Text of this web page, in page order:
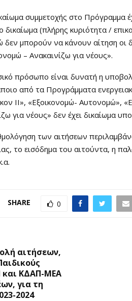
συμμετοχής στο
(πλήρης κυριότητα /
δεν μπορούν να κάνουν αίτηση οι
– Ανακαινίζω για νέους».
πρόσωπο είναι δυνατή η
από τα Προγράμματα
ΙΙ», «Εξοικονομώ- Αυτονομώ»,
για νέους» δεν έχει δικαίωμα
των αιτήσεων
το εισόδημα του αιτούντα, η
SHARE 0
αιτήσεων,
και ΚΔΑΠ-ΜΕΑ
για τη
2024